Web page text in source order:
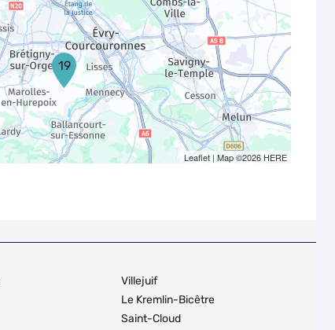
19
Leaflet| Map ©2026HERE
Villejuif
Le Kremlin-Bicêtre
Saint-Cloud